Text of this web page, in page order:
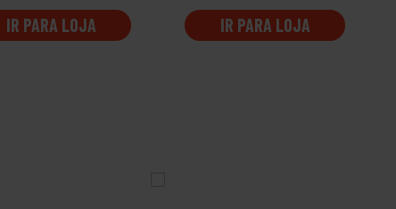
IR PARA LOJA IR PARA LOJA